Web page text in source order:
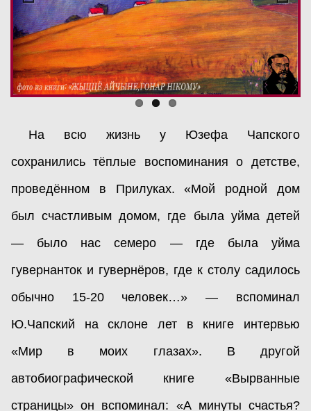
Previous
На всю жизнь у Юзефа Чапского
сохранились тёплые воспоминания о детстве,
проведённом в Прилуках. «Мой родной дом
был счастливым домом, где была уйма детей
— было нас семеро — где была уйма
гувернанток и гувернёров, где к столу садилось
обычно 15-20 человек…» — вспоминал
Ю.Чапский на склоне лет в книге интервью
«Мир в моих глазах». В другой
автобиографической книге «Вырванные
страницы» он вспоминал: «А минуты счастья?